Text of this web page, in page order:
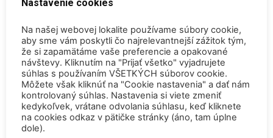
2. júla 2026
Palivo v Mochovciach 4: Slovensko upevňuje pozíciu medzi
jadrovou špičkou Európy
2. júla 2026
Startup Helion získal stámilióny na fúznu elektráreň pre
Microsoft
15. júna 2026
Prednáška o jadrovej energetike zaujala študentov aj
Nastavenie cookies
Na našej webovej lokalite používame súbory cookie,
aby sme vám poskytli čo najrelevantnejší zážitok tým,
že si zapamätáme vaše preferencie a opakované
návštevy. Kliknutím na "Prijať všetko" vyjadrujete
súhlas s používaním VŠETKÝCH súborov cookie.
Môžete však kliknúť na "Cookie nastavenia" a dať nám
kontrolovaný súhlas. Nastavenia si viete zmeniť
kedykoľvek, vrátane odvolania súhlasu, keď kliknete
na cookies odkaz v pätičke stránky (áno, tam úplne
dole).